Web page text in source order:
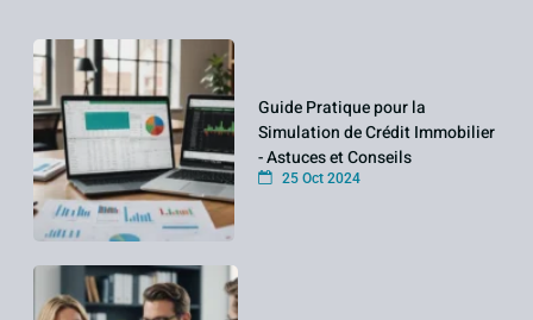
Guide Pratique pour la
Simulation de Crédit Immobilier
- Astuces et Conseils
25 Oct 2024